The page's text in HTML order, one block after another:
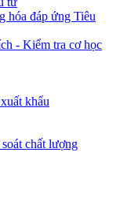
hóa đáp ứng Tiêu
- Kiểm tra cơ học
khẩu
chất lượng